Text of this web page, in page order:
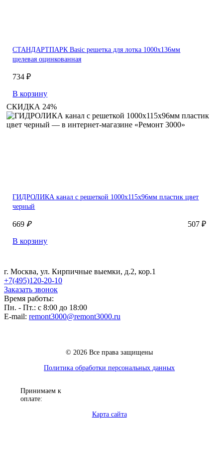
СТАНДАРТПАРК Basic решетка для лотка 1000х136мм
щелевая оцинкованная
734 ₽
В корзину
СКИДКА 24%
ГИДРОЛИКА канал с решеткой 1000x115x96мм пластик цвет
черный
669₽
507 ₽
В корзину
г. Москва, ул. Кирпичные выемки, д.2, кор.1
+7(495)120-20-10
Заказать звонок
Время работы:
Пн. - Пт.: с 8:00 до 18:00
E-mail: remont3000@remont3000.ru
© 2026 Все права защищены
Политика обработки персональных данных
Принимаем к
оплате:
Карта сайта